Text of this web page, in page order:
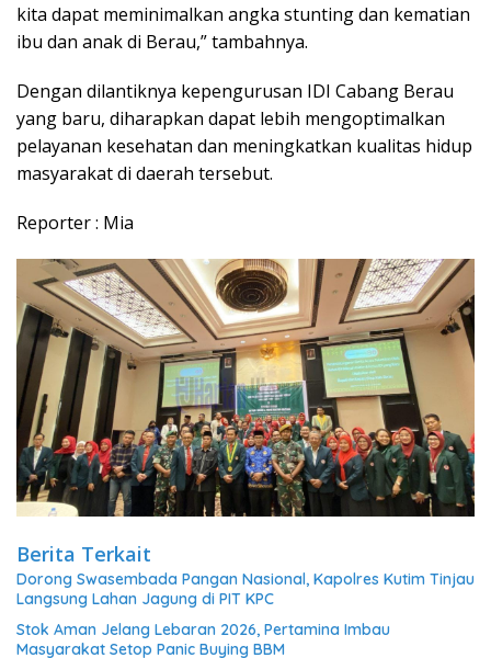
kita dapat meminimalkan angka stunting dan kematian
ibu dan anak di Berau,” tambahnya.
Dengan dilantiknya kepengurusan IDI Cabang Berau
yang baru, diharapkan dapat lebih mengoptimalkan
pelayanan kesehatan dan meningkatkan kualitas hidup
masyarakat di daerah tersebut.
Reporter : Mia
Berita Terkait
Dorong Swasembada Pangan Nasional, Kapolres Kutim Tinjau
Langsung Lahan Jagung di PIT KPC
Stok Aman Jelang Lebaran 2026, Pertamina Imbau
Masyarakat Setop Panic Buying BBM